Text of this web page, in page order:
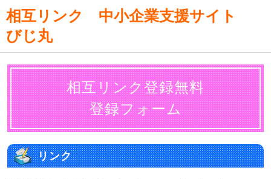
相互リンク 中小企業支援サイト
びじ丸
相互リンク登録無料
登録フォーム
リンク